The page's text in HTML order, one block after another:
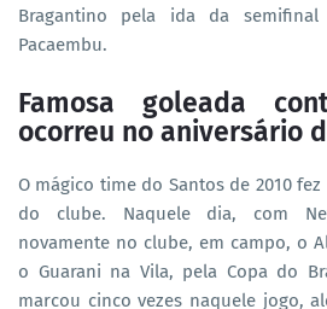
Bragantino pela ida da
Pacaembu.
Famosa goleada
ocorreu no aniversário
O mágico time do Santos de 2010
do clube. Naquele dia, com
novamente no clube, em campo, o
o Guarani na Vila, pela Copa do
marcou cinco vezes naquele jogo,